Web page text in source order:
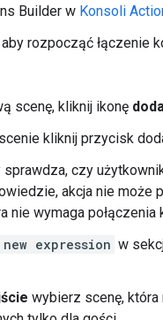
Builder w Konsoli
aby rozpocząć łączenie
scenę, kliknij ikonę
kliknij przycisk
sprawdza, czy
akcja nie
nie wymaga połączenia
expression w
wybierz scenę, która